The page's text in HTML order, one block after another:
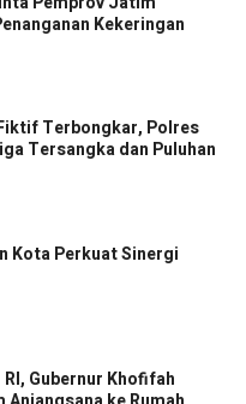
Kekeringan
Terbongkar, Polres
Tersangka dan Puluhan
Kota Perkuat Sinergi
Gubernur Khofifah